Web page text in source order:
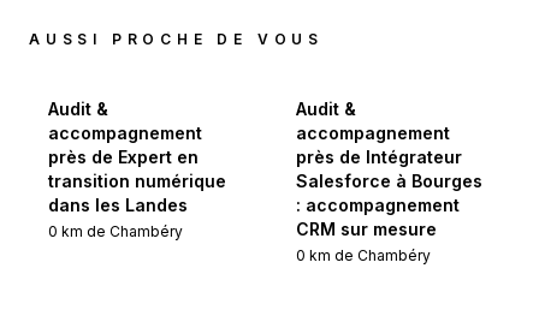
AUSSI PROCHE DE VOUS
Audit &
accompagnement
près de Expert en
transition numérique
dans les Landes
0 km de Chambéry
Audit &
accompagnement
près de Intégrateur
Salesforce à Bourges
: accompagnement
CRM sur mesure
0 km de Chambéry